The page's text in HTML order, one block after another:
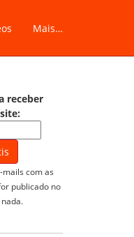
Mais…
receber
mails com as
publicado no